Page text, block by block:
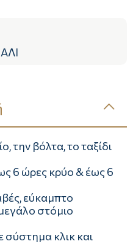
την βόλτα, το ταξίδι
6 ώρες κρύο & έως 6
εύκαμπτο
στόμιο
σύστημα κλικ και